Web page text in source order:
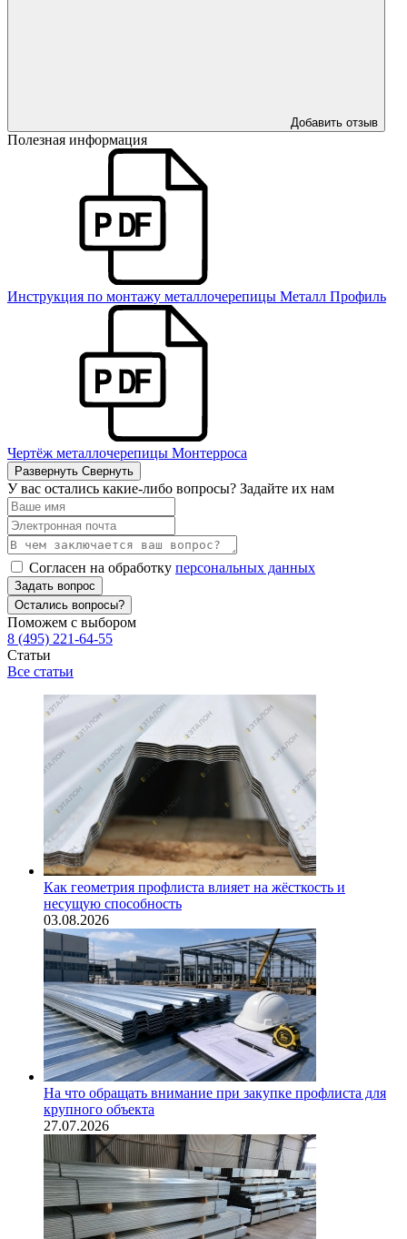
Добавить отзыв
Полезная информация
Инструкция по монтажу металлочерепицы Металл Профиль
Чертёж металлочерепицы Монтерроса
Развернуть Свернуть
У вас остались какие-либо вопросы? Задайте их нам
Согласен на обработку персональных данных
Задать вопрос
Остались вопросы?
Поможем с выбором
8 (495) 221-64-55
Статьи
Все статьи
Как геометрия профлиста влияет на жёсткость и
несущую способность
03.08.2026
На что обращать внимание при закупке профлиста для
крупного объекта
27.07.2026